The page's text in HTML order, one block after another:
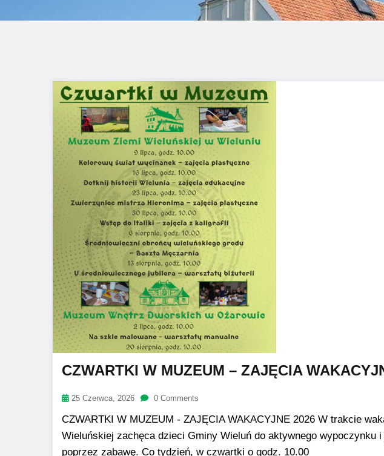
CZWARTKI W MUZEUM – ZAJĘCIA
25 Czerwca, 2026 0 Comments
CZWARTKI W MUZEUM - ZAJĘCIA WAKACYJNE 2026 W trakcie
Wieluńskiej zachęca dzieci Gminy Wieluń do aktywnego wypoczynku
poprzez zabawę. Co tydzień, w czwartki o godz. 10.00